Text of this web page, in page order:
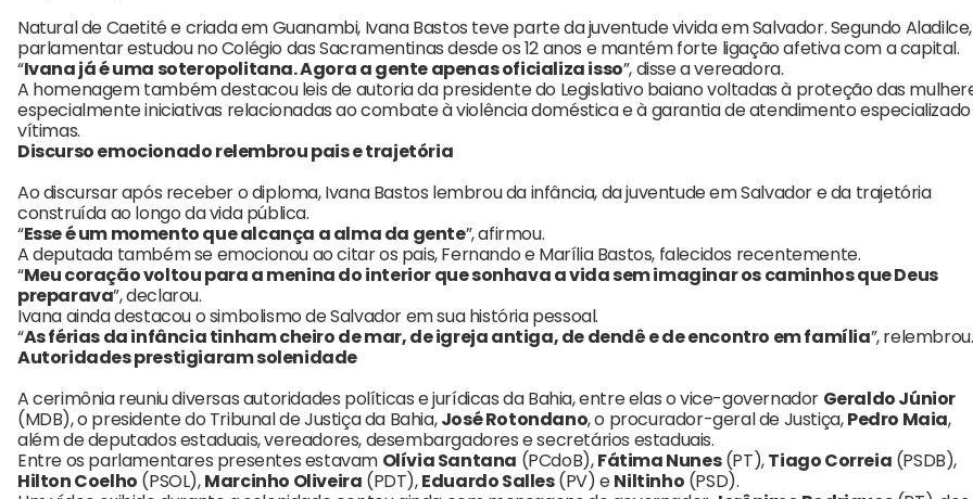
Natural de Caetité e criada em Guanambi, Ivana Bastos teve parte da juventude vivida em Salvador. Segundo
parlamentar estudou no Colégio das Sacramentinas desde os 12 anos e mantém forte ligação afetiva com a capital.
“Ivana já é uma soteropolitana. Agora a gente apenas oficializa isso”, disse a vereadora.
A homenagem também destacou leis de autoria da presidente do Legislativo baiano voltadas à proteção das
especialmente iniciativas relacionadas ao combate à violência doméstica e à garantia de atendimento especializado
vítimas.
Discurso emocionado relembrou pais e trajetória
Ao discursar após receber o diploma, Ivana Bastos lembrou da infância, da juventude em Salvador e da trajetória
construída ao longo da vida pública.
“Esse é um momento que alcança a alma da gente”, afirmou.
A deputada também se emocionou ao citar os pais, Fernando e Marília Bastos, falecidos recentemente.
“Meu coração voltou para a menina do interior que sonhava a vida sem imaginar os caminhos que Deus
preparava”, declarou.
Ivana ainda destacou o simbolismo de Salvador em sua história pessoal.
“As férias da infância tinham cheiro de mar, de igreja antiga, de dendê e de encontro em família”, relembrou.
Autoridades prestigiaram solenidade
A cerimônia reuniu diversas autoridades políticas e jurídicas da Bahia, entre elas o vice-governador Geraldo Júnior
(MDB), o presidente do Tribunal de Justiça da Bahia,José Rotondano, o procurador-geral de Justiça,Pedro Maia,
além de deputados estaduais, vereadores, desembargadores e secretários estaduais.
Entre os parlamentares presentes estavam Olívia Santana (PCdoB),Fátima Nunes(PT),Tiago Correia (PSDB),
Hilton Coelho (PSOL),Marcinho Oliveira (PDT),Eduardo Salles(PV) eNiltinho (PSD).